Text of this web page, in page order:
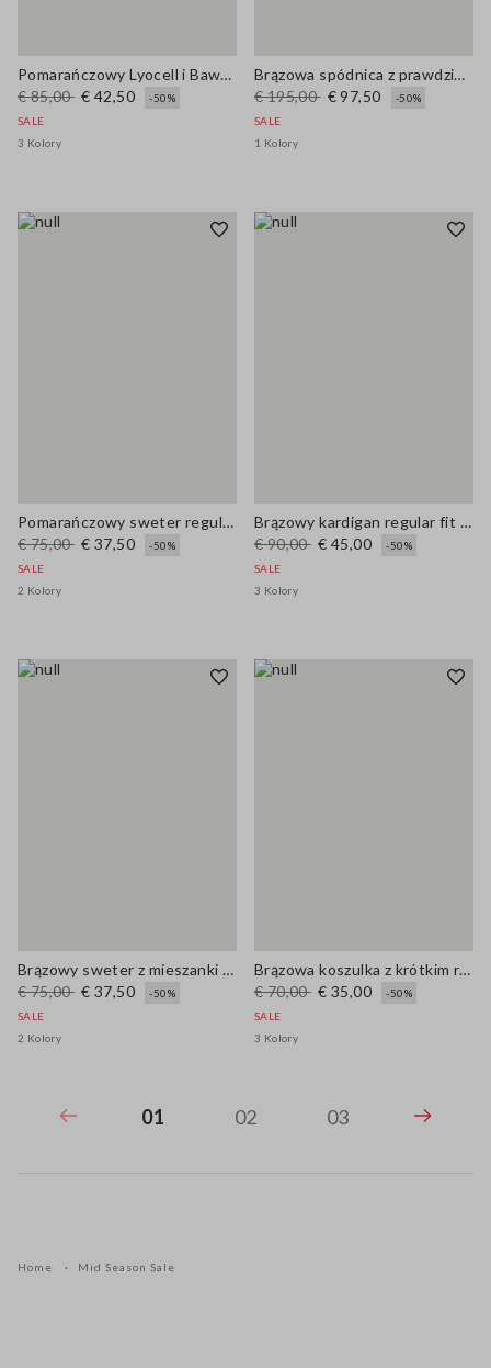
Pomarańczowy Lyocell i Bawełniany Sweter Regular Fit Z Kołnierzem Polo
€ 85,00 € 42,50
-50%
SALE
3 Kolory
Brązowa spódnica z prawdziwej skóry, regularny krój
€ 195,00 € 97,50
-50%
SALE
1 Kolory
Pomarańczowy sweter regular fit z mieszanki wełny i bawełny
€ 75,00 € 37,50
-50%
SALE
2 Kolory
Brązowy kardigan regular fit z mieszanki wełny i bawełny
€ 90,00 € 45,00
-50%
SALE
3 Kolory
Brązowy sweter z mieszanki wełny i bawełny regular fit
€ 75,00 € 37,50
-50%
SALE
2 Kolory
Brązowa koszulka z krótkim rękawem, regularny fason z mieszanki wełny
€ 70,00 € 35,00
-50%
SALE
3 Kolory
01 02 03
Home Mid Season Sale